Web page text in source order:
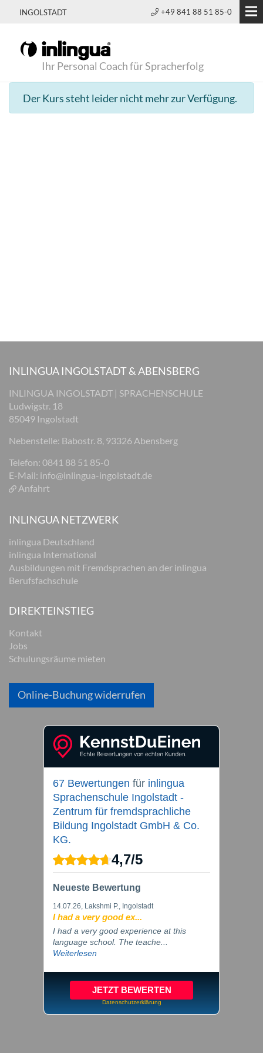
INGOLSTADT +49 841 88 51 85-0
Ihr Personal Coach für Spracherfolg
Der Kurs steht leider nicht mehr zur Verfügung.
INLINGUA INGOLSTADT & ABENSBERG
INLINGUA INGOLSTADT | SPRACHENSCHULE
Ludwigstr. 18
85049 Ingolstadt
Nebenstelle: Babostr. 8, 93326 Abensberg
Telefon: 0841 88 51 85-0
E-Mail: info@inlingua-ingolstadt.de
Anfahrt
INLINGUA NETZWERK
inlingua Deutschland
inlingua International
Ausbildungen mit Fremdsprachen an der inlingua
Berufsfachschule
DIREKTEINSTIEG
Kontakt
Jobs
Schulungsräume mieten
Online-Buchung widerrufen
67 Bewertungen für inlingua
Sprachenschule Ingolstadt -
Zentrum für fremdsprachliche
Bildung Ingolstadt GmbH & Co.
KG.
4,7/5
Neueste Bewertung
14.07.26, Lakshmi P., Ingolstadt
I had a very good ex...
I had a very good experience at this
language school. The teache...
Weiterlesen
JETZT BEWERTEN
Datenschutzerklärung